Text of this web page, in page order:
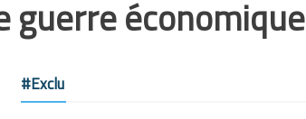
guerre économique
#Exclu